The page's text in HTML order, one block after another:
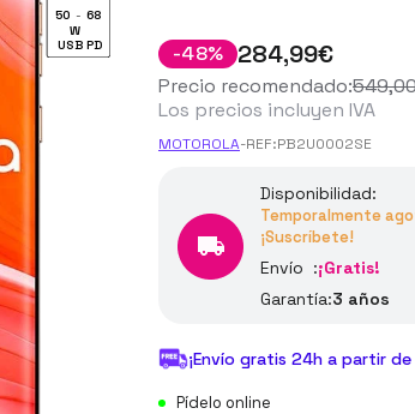
50 - 68
W
USB PD
-48% 284,99€
Precio recomendado:549
Los precios incluyen IVA
MOTOROLA-REF:PB2U0002SE
Disponibilidad:
Temporalmente
¡Suscríbete!
Envío :¡Gratis!
Garantía:3 años
¡Envío gratis 24h a partir
Pídelo online